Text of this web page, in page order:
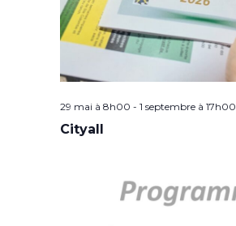
29 mai à 8h00 - 1 septembre à 17h00
Cityall